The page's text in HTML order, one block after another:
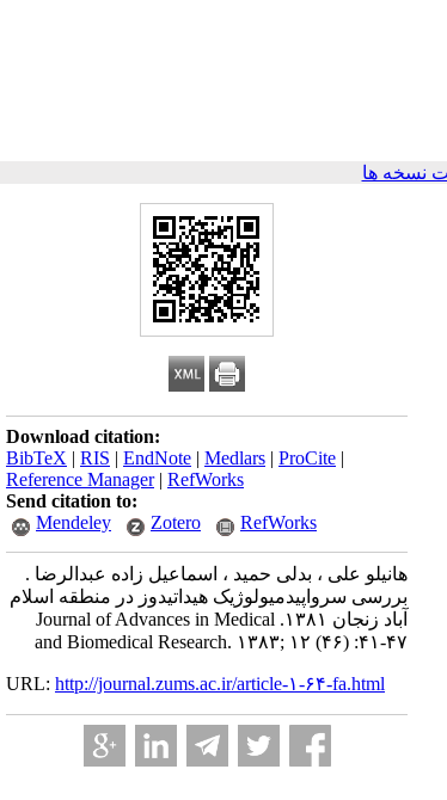
نسخه ها
Download citation:
BibTeX | RIS | EndNote | Medlars | ProCite |
Reference Manager| RefWorks
Send citation to:
Mendeley
Zotero RefWorks
هانیلو علی ، بدلی حمید ، اسماعیل زاده عبدالرضا .
بررسی سرواپیدمیولوژیک هیداتیدوز در منطقه‌ اسلام
آباد زنجان ۱۳۸۱. Journal of Advances in Medical
and Biomedical Research. ۱۳۸۳; ۱۲ (۴۶) :۴۱-۴۷
URL: http://journal.zums.ac.ir/article-۱-۶۴-fa.html